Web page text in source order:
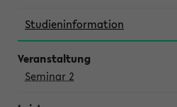
Studieninformation
Seminar 2